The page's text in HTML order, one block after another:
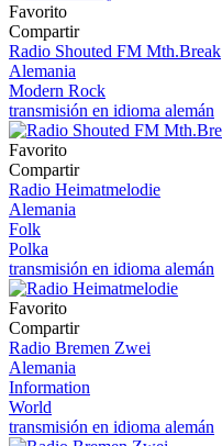
Favorito
Compartir
Radio Shouted FM Mth.Break
Alemania
Modern Rock
transmisión en idioma alemán
Favorito
Compartir
Radio Heimatmelodie
Alemania
Folk
Polka
transmisión en idioma alemán
Favorito
Compartir
Radio Bremen Zwei
Alemania
Information
World
transmisión en idioma alemán